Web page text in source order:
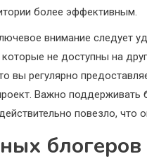
более эффективным.
внимание следует
не доступны на
вы регулярно
Важно
повезло, что
блогеров